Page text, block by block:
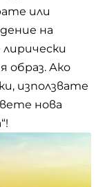
или
на
образ. Ако
използвате
нова